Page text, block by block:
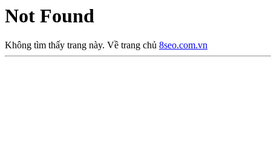
Not Found
Không tìm thấy trang này. Về trang chủ 8seo.com.vn